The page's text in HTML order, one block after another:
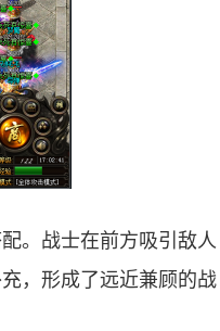
。战士在前方吸引敌人
，形成了远近兼顾的战